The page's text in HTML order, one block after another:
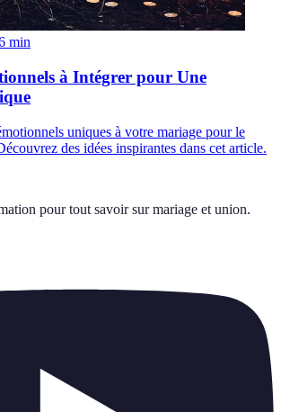
min
à Intégrer pour Une
uniques à votre mariage pour le
des idées inspirantes dans cet article.
pour tout savoir sur mariage et union.